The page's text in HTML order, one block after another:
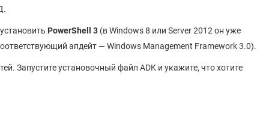
PowerShell 3 (в Windows 8 или Server 2012 он уже
апдейт — Windows Management Framework 3.0).
Запустите установочный файл ADK и укажите, что хотите